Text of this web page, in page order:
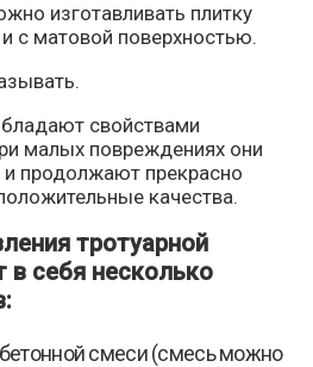
изготавливать плитку
и с матовой поверхностью.
свойствами
малых повреждениях они
и продолжают прекрасно
качества.
тротуарной
в себя несколько
смеси (смесь можно